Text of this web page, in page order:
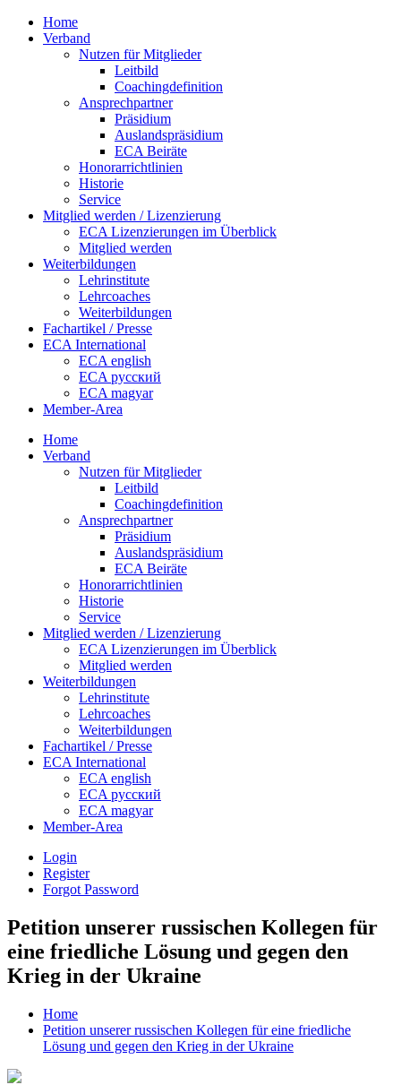
Home
Verband
Nutzen für Mitglieder
Leitbild
Coachingdefinition
Ansprechpartner
Präsidium
Auslandspräsidium
ECA Beiräte
Honorarrichtlinien
Historie
Service
Mitglied werden / Lizenzierung
ECA Lizenzierungen im Überblick
Mitglied werden
Weiterbildungen
Lehrinstitute
Lehrcoaches
Weiterbildungen
Fachartikel / Presse
ECA International
ECA english
ECA русский
ECA magyar
Member-Area
Home
Verband
Nutzen für Mitglieder
Leitbild
Coachingdefinition
Ansprechpartner
Präsidium
Auslandspräsidium
ECA Beiräte
Honorarrichtlinien
Historie
Service
Mitglied werden / Lizenzierung
ECA Lizenzierungen im Überblick
Mitglied werden
Weiterbildungen
Lehrinstitute
Lehrcoaches
Weiterbildungen
Fachartikel / Presse
ECA International
ECA english
ECA русский
ECA magyar
Member-Area
Login
Register
Forgot Password
Petition unserer russischen Kollegen für
eine friedliche Lösung und gegen den
Krieg in der Ukraine
Home
Petition unserer russischen Kollegen für eine friedliche
Lösung und gegen den Krieg in der Ukraine